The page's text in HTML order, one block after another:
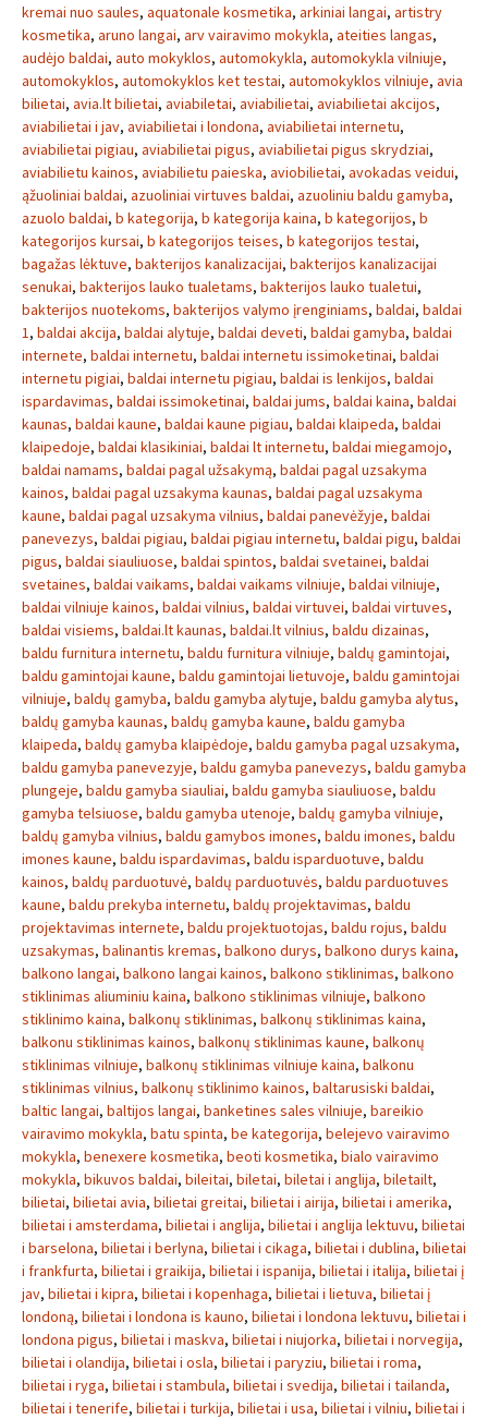
kremai nuo saules, aquatonale kosmetika, arkiniai langai, artistry
kosmetika, aruno langai, arv vairavimo mokykla, ateities langas,
audėjo baldai, auto mokyklos, automokykla, automokykla vilniuje,
automokyklos, automokyklos ket testai, automokyklos vilniuje, avia
bilietai, avia.lt bilietai, aviabiletai, aviabilietai, aviabilietai akcijos,
aviabilietai i jav, aviabilietai i londona, aviabilietai internetu,
aviabilietai pigiau, aviabilietai pigus, aviabilietai pigus skrydziai,
aviabilietu kainos, aviabilietu paieska, aviobilietai, avokadas veidui,
ąžuoliniai baldai, azuoliniai virtuves baldai, azuoliniu baldu gamyba,
azuolo baldai, b kategorija, b kategorija kaina, b kategorijos, b
kategorijos kursai, b kategorijos teises, b kategorijos testai,
bagažas lėktuve, bakterijos kanalizacijai, bakterijos kanalizacijai
senukai, bakterijos lauko tualetams, bakterijos lauko tualetui,
bakterijos nuotekoms, bakterijos valymo įrenginiams, baldai, baldai
1, baldai akcija, baldai alytuje, baldai deveti, baldai gamyba, baldai
internete, baldai internetu, baldai internetu issimoketinai, baldai
internetu pigiai, baldai internetu pigiau, baldai is lenkijos, baldai
ispardavimas, baldai issimoketinai, baldai jums, baldai kaina, baldai
kaunas, baldai kaune, baldai kaune pigiau, baldai klaipeda, baldai
klaipedoje, baldai klasikiniai, baldai lt internetu, baldai miegamojo,
baldai namams, baldai pagal užsakymą, baldai pagal uzsakyma
kainos, baldai pagal uzsakyma kaunas, baldai pagal uzsakyma
kaune, baldai pagal uzsakyma vilnius, baldai panevėžyje, baldai
panevezys, baldai pigiau, baldai pigiau internetu, baldai pigu, baldai
pigus, baldai siauliuose, baldai spintos, baldai svetainei, baldai
svetaines, baldai vaikams, baldai vaikams vilniuje, baldai vilniuje,
baldai vilniuje kainos, baldai vilnius, baldai virtuvei, baldai virtuves,
baldai visiems, baldai.lt kaunas, baldai.lt vilnius, baldu dizainas,
baldu furnitura internetu, baldu furnitura vilniuje, baldų gamintojai,
baldu gamintojai kaune, baldu gamintojai lietuvoje, baldu gamintojai
vilniuje, baldų gamyba, baldu gamyba alytuje, baldu gamyba alytus,
baldų gamyba kaunas, baldų gamyba kaune, baldu gamyba
klaipeda, baldų gamyba klaipėdoje, baldu gamyba pagal uzsakyma,
baldu gamyba panevezyje, baldu gamyba panevezys, baldu gamyba
plungeje, baldu gamyba siauliai, baldu gamyba siauliuose, baldu
gamyba telsiuose, baldu gamyba utenoje, baldų gamyba vilniuje,
baldų gamyba vilnius, baldu gamybos imones, baldu imones, baldu
imones kaune, baldu ispardavimas, baldu isparduotuve, baldu
kainos, baldų parduotuvė, baldų parduotuvės, baldu parduotuves
kaune, baldu prekyba internetu, baldų projektavimas, baldu
projektavimas internete, baldu projektuotojas, baldu rojus, baldu
uzsakymas, balinantis kremas, balkono durys, balkono durys kaina,
balkono langai, balkono langai kainos, balkono stiklinimas, balkono
stiklinimas aliuminiu kaina, balkono stiklinimas vilniuje, balkono
stiklinimo kaina, balkonų stiklinimas, balkonų stiklinimas kaina,
balkonu stiklinimas kainos, balkonų stiklinimas kaune, balkonų
stiklinimas vilniuje, balkonų stiklinimas vilniuje kaina, balkonu
stiklinimas vilnius, balkonų stiklinimo kainos, baltarusiski baldai,
baltic langai, baltijos langai, banketines sales vilniuje, bareikio
vairavimo mokykla, batu spinta, be kategorija, belejevo vairavimo
mokykla, benexere kosmetika, beoti kosmetika, bialo vairavimo
mokykla, bikuvos baldai, bileitai, biletai, biletai i anglija, biletailt,
bilietai, bilietai avia, bilietai greitai, bilietai i airija, bilietai i amerika,
bilietai i amsterdama, bilietai i anglija, bilietai i anglija lektuvu, bilietai
i barselona, bilietai i berlyna, bilietai i cikaga, bilietai i dublina, bilietai
i frankfurta, bilietai i graikija, bilietai i ispanija, bilietai i italija, bilietai į
jav, bilietai i kipra, bilietai i kopenhaga, bilietai i lietuva, bilietai į
londoną, bilietai i londona is kauno, bilietai i londona lektuvu, bilietai i
londona pigus, bilietai i maskva, bilietai i niujorka, bilietai i norvegija,
bilietai i olandija, bilietai i osla, bilietai i paryziu, bilietai i roma,
bilietai i ryga, bilietai i stambula, bilietai i svedija, bilietai i tailanda,
bilietai i tenerife, bilietai i turkija, bilietai i usa, bilietai i vilniu, bilietai i